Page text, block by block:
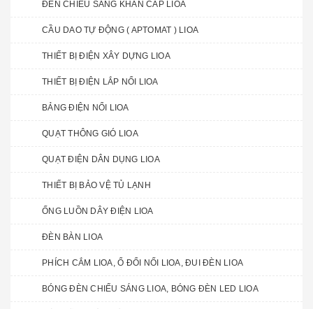
ĐÈN CHIẾU SÁNG KHẨN CẤP LIOA
CẦU DAO TỰ ĐỘNG ( APTOMAT ) LIOA
THIẾT BỊ ĐIỆN XÂY DỰNG LIOA
THIẾT BỊ ĐIỆN LẮP NỔI LIOA
BẢNG ĐIỆN NỔI LIOA
QUẠT THÔNG GIÓ LIOA
QUẠT ĐIỆN DÂN DỤNG LIOA
THIẾT BỊ BẢO VỆ TỦ LẠNH
ỐNG LUỒN DÂY ĐIỆN LIOA
ĐÈN BÀN LIOA
PHÍCH CẮM LIOA, Ổ ĐỔI NỐI LIOA, ĐUI ĐÈN LIOA
BÓNG ĐÈN CHIẾU SÁNG LIOA, BÓNG ĐÈN LED LIOA